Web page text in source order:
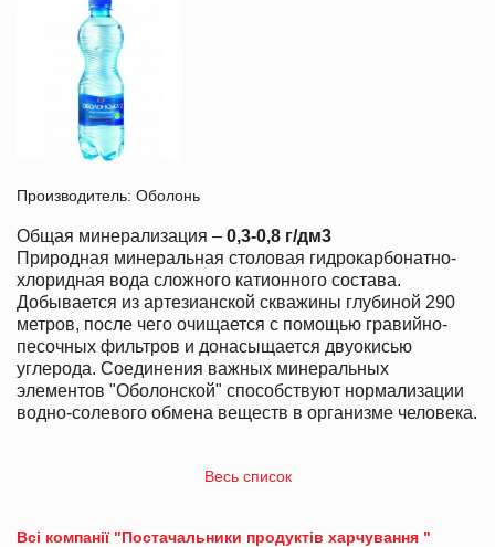
Производитель: Оболонь
Общая минерализация – 0,3-0,8 г/дм3
Природная минеральная столовая гидрокарбонатно-
хлоридная вода сложного катионного состава.
Добывается из артезианской скважины глубиной 290
метров, после чего очищается с помощью гравийно-
песочных фильтров и донасыщается двуокисью
углерода. Соединения важных минеральных
элементов "Оболонской" способствуют нормализации
водно-солевого обмена веществ в организме человека.
Весь список
Всі компанії "Постачальники продуктів харчування "